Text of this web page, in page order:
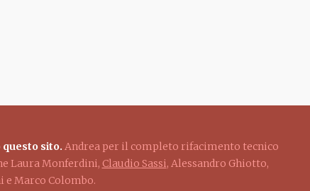
sito. Andrea per il completo rifacimento tecnico
Laura Monferdini, Claudio Sassi, Alessandro Ghiotto,
e Marco Colombo.